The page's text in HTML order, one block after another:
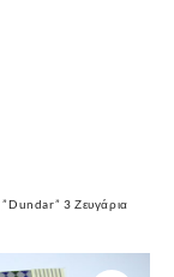
3 Ζευγάρια